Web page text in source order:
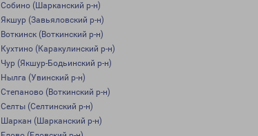
Собино (Шарканский р-н)
Якшур (Завьяловский р-н)
Воткинск (Воткинский р-н)
Кухтино (Каракулинский р-н)
Чур (Якшур-Бодьинский р-н)
Нылга (Увинский р-н)
Степаново (Воткинский р-н)
Селты (Селтинский р-н)
Шаркан (Шарканский р-н)